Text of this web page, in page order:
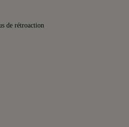
de rétroaction